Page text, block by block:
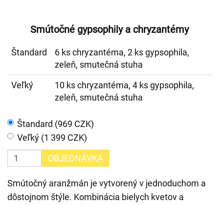
Smútočné gypsophily a chryzantémy
Štandard
6 ks chryzantéma, 2 ks gypsophila,
zeleň, smutečná stuha
Veľký
10 ks chryzantéma, 4 ks gypsophila,
zeleň, smutečná stuha
Štandard (969 CZK)
Veľký (1 399 CZK)
OBJEDNÁVKA
Smútočný aranžmán je vytvorený v jednoduchom a
dôstojnom štýle. Kombinácia bielych kvetov a